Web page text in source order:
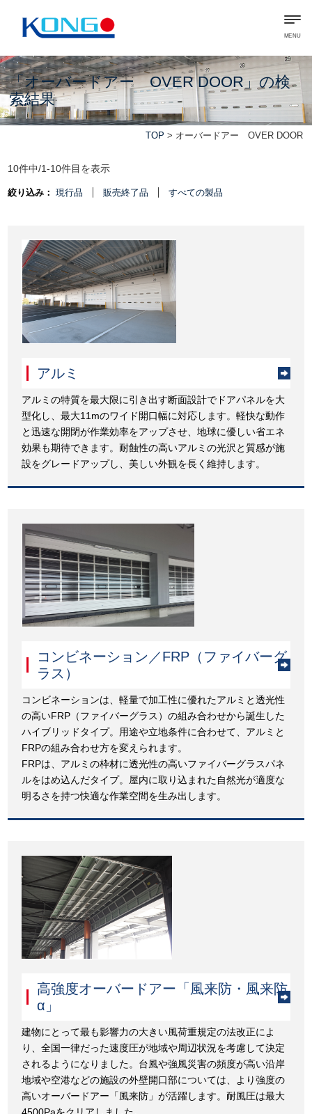
MENU
「オーバードアー OVER DOOR」の検
索結果
TOP > オーバードアー OVER DOOR
10件中/1-10件目を表示
絞り込み： 現行品 販売終了品 すべての製品
アルミ
アルミの特質を最大限に引き出す断面設計でドアパネルを大
型化し、最大11mのワイド開口幅に対応します。軽快な動作
と迅速な開閉が作業効率をアップさせ、地球に優しい省エネ
効果も期待できます。耐蝕性の高いアルミの光沢と質感が施
設をグレードアップし、美しい外観を長く維持します。
コンビネーション／FRP（ファイバーグ
ラス）
コンビネーションは、軽量で加工性に優れたアルミと透光性
の高いFRP（ファイバーグラス）の組み合わせから誕生した
ハイブリッドタイプ。用途や立地条件に合わせて、アルミと
FRPの組み合わせ方を変えられます。
FRPは、アルミの枠材に透光性の高いファイバーグラスパネ
ルをはめ込んだタイプ。屋内に取り込まれた自然光が適度な
明るさを持つ快適な作業空間を生み出します。
高強度オーバードアー「風来防・風来防
α」
建物にとって最も影響力の大きい風荷重規定の法改正によ
り、全国一律だった速度圧が地域や周辺状況を考慮して決定
されるようになりました。台風や強風災害の頻度が高い沿岸
地域や空港などの施設の外壁開口部については、より強度の
高いオーバードアー「風来防」が活躍します。耐風圧は最大